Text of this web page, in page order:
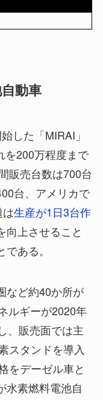
動車
した「MIRAI」
を200万程度まで
販売台数は700台
台、アメリカで
生産が1日3台作
向上させること
ある。
など約40か所が
ルギーが2020年
、販売面では主
スタンドを導入
をデーゼル車と
水素燃料電池自